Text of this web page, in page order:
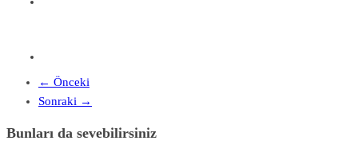
← Önceki
Sonraki →
Bunları da sevebilirsiniz